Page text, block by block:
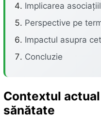
Implicarea
Perspective pe
Impactul asupra
Concluzie
Contextul
sănătate